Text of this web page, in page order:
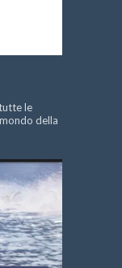
le
della